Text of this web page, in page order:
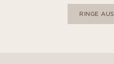
RINGE